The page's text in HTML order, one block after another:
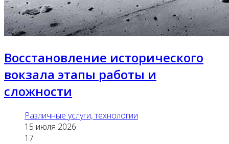
Восстановление исторического
вокзала этапы работы и
сложности
Различные услуги, технологии
15 июля 2026
17